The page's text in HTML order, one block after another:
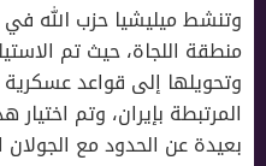
وتنشط ميليشيا حزب الله
منطقة اللجاة، حيث تم
وتحويلها إلى قواعد عسكرية
المرتبطة بإيران، وتم
بعيدة عن الحدود مع الجولان